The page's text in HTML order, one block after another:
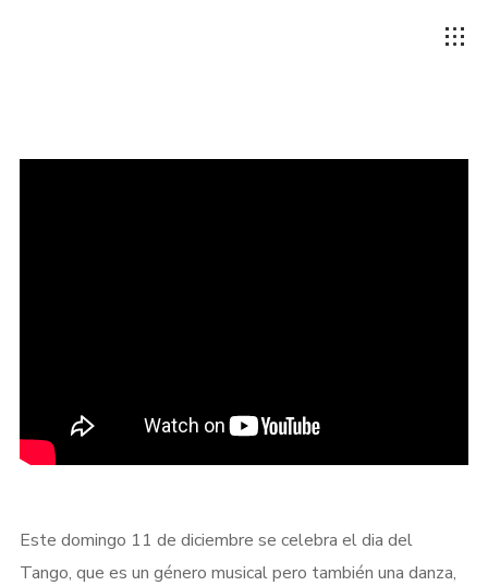
Este domingo 11 de diciembre se celebra el dia del
Tango, que es un género musical pero también una danza,